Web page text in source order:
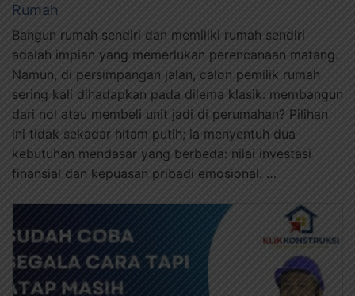
Rumah
Bangun rumah sendiri dan memiliki rumah sendiri
adalah impian yang memerlukan perencanaan matang.
Namun, di persimpangan jalan, calon pemilik rumah
sering kali dihadapkan pada dilema klasik: membangun
dari nol atau membeli unit jadi di perumahan? Pilihan
ini tidak sekadar hitam putih; ia menyentuh dua
kebutuhan mendasar yang berbeda: nilai investasi
finansial dan kepuasan pribadi emosional. …